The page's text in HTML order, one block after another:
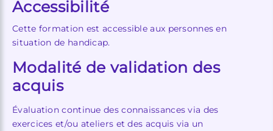
Accessibilité
Cette formation est accessible aux personnes en
situation de handicap.
Modalité de validation des
acquis
Évaluation continue des connaissances via des
exercices et/ou ateliers et des acquis via un